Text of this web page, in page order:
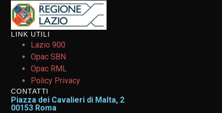
LINK UTILI
Lazio 900
Opac SBN
Opac RML
Policy Privacy
CONTATTI
Piazza dei Cavalieri di Malta, 2
00153 Roma